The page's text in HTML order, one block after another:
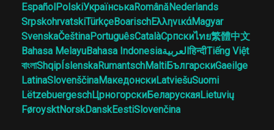
EspañolPolskiУкраїнськаRomânăNederlands
SrpskohrvatskiTürkçeBoarischΕλληνικάMagyar
SvenskaČeštinaPortuguêsCatalàСрпскиไทย繁體中文
Bahasa MelayuBahasa Indonesiaالعربيةहिन्दीTiếng Việt
বাংলাShqipÍslenskaRumantschMaltiБългарскиGaeilge
LatinaSlovenščinaМакедонскиLatviešuSuomi
LëtzebuergeschЦрногорскиБеларускаяLietuvių
FøroysktNorskDanskEestiSlovenčina